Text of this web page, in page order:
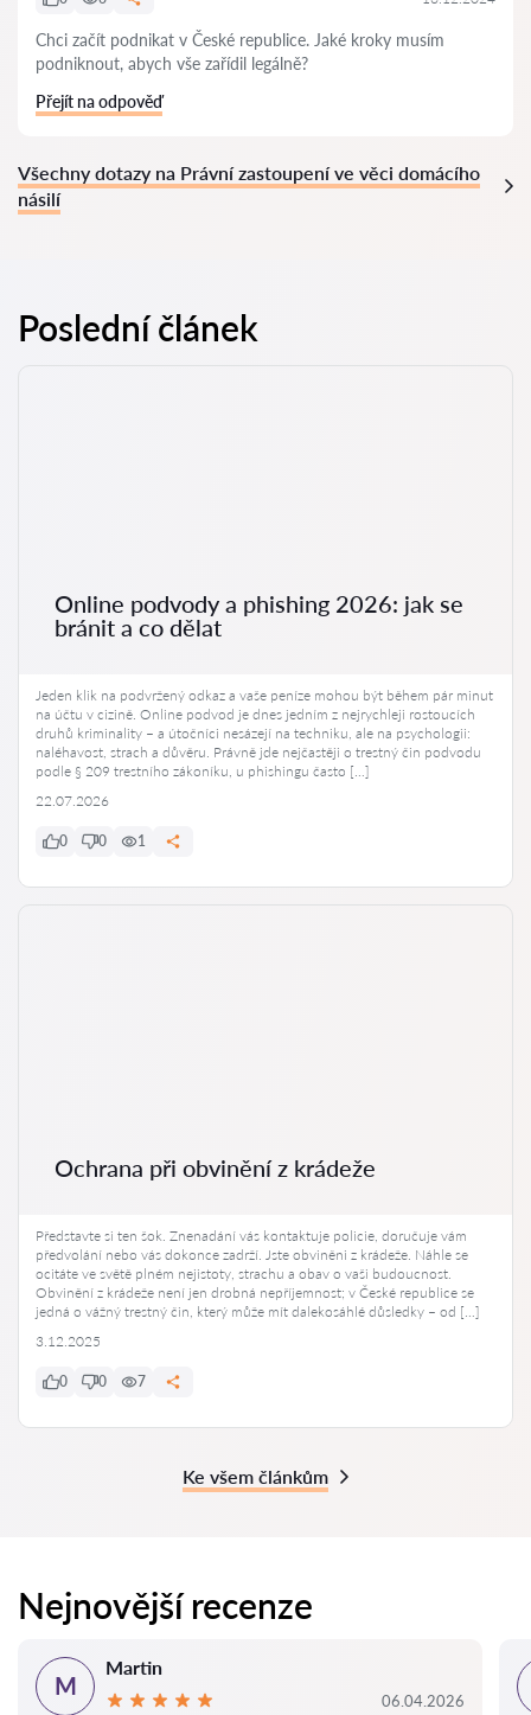
Chci začít podnikat v České republice. Jaké kroky musím
podniknout, abych vše zařídil legálně?
Přejít na odpověď
Všechny dotazy na Právní zastoupení ve věci domácího
násilí
Poslední článek
Online podvody a phishing 2026: jak se
bránit a co dělat
Jeden klik na podvržený odkaz a vaše peníze mohou být během pár minut
na účtu v cizině. Online podvod je dnes jedním z nejrychleji rostoucích
druhů kriminality – a útočníci nesázejí na techniku, ale na psychologii:
naléhavost, strach a důvěru. Právně jde nejčastěji o trestný čin podvodu
podle § 209 trestního zákoníku, u phishingu často […]
22.07.2026
0 0 1
Ochrana při obvinění z krádeže
Představte si ten šok. Znenadání vás kontaktuje policie, doručuje vám
předvolání nebo vás dokonce zadrží. Jste obviněni z krádeže. Náhle se
ocitáte ve světě plném nejistoty, strachu a obav o vaši budoucnost.
Obvinění z krádeže není jen drobná nepříjemnost; v České republice se
jedná o vážný trestný čin, který může mít dalekosáhlé důsledky – od […]
3.12.2025
0 0 7
Ke všem článkům
Nejnovější recenze
M
Martin
06.04.2026